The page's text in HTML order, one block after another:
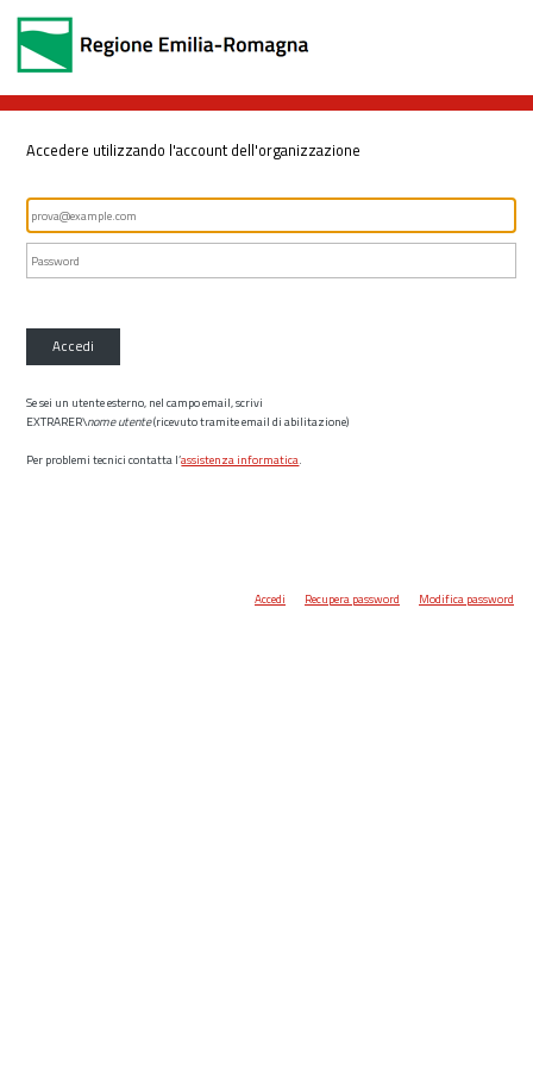
Accedere utilizzando l'account dell'organizzazione
Accedi
Se sei un utente esterno, nel campo email, scrivi
EXTRARER\nome utente(ricevuto tramite email di abilitazione)
Per problemi tecnici contatta l’assistenza informatica.
Accedi Recupera password Modifica password